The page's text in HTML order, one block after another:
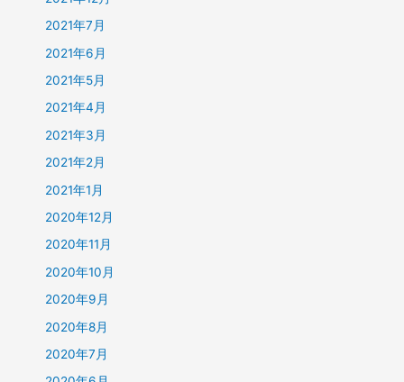
2021年7月
2021年6月
2021年5月
2021年4月
2021年3月
2021年2月
2021年1月
2020年12月
2020年11月
2020年10月
2020年9月
2020年8月
2020年7月